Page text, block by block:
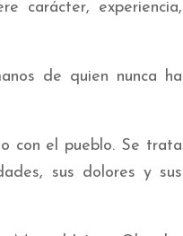
carácter, experiencia,
de quien nunca ha
con el pueblo. Se trata
sus dolores y sus